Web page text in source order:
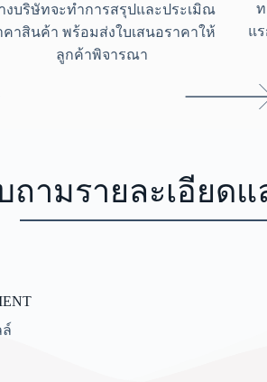
งบริษัทจะทำการสรุปและประเมิณ
คาสินค้า พร้อมส่งใบเสนอราคาให้
ลูกค้าพิจารณา
แ
ถามรายละเอียด
ล์